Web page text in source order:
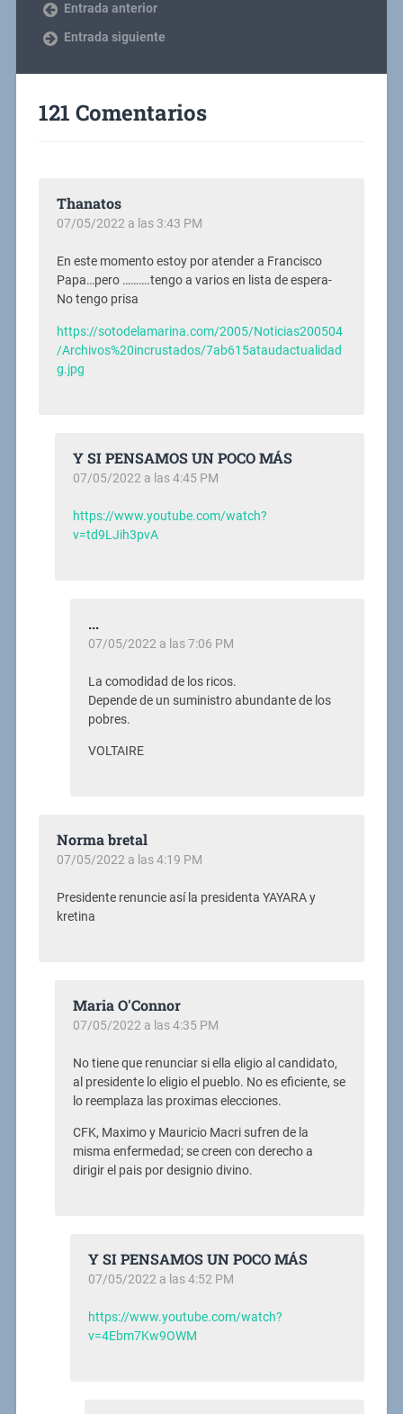
Entrada anterior
Entrada siguiente
121 Comentarios
Thanatos
07/05/2022 a las 3:43 PM
En este momento estoy por atender a Francisco
Papa…pero ……….tengo a varios en lista de espera-
No tengo prisa
https://sotodelamarina.com/2005/Noticias200504
/Archivos%20incrustados/7ab615ataudactualidad
g.jpg
Y SI PENSAMOS UN POCO MÁS
07/05/2022 a las 4:45 PM
https://www.youtube.com/watch?
v=td9LJih3pvA
...
07/05/2022 a las 7:06 PM
La comodidad de los ricos.
Depende de un suministro abundante de los
pobres.
VOLTAIRE
Norma bretal
07/05/2022 a las 4:19 PM
Presidente renuncie así la presidenta YAYARA y
kretina
Maria O'Connor
07/05/2022 a las 4:35 PM
No tiene que renunciar si ella eligio al candidato,
al presidente lo eligio el pueblo. No es eficiente, se
lo reemplaza las proximas elecciones.
CFK, Maximo y Mauricio Macri sufren de la
misma enfermedad; se creen con derecho a
dirigir el pais por designio divino.
Y SI PENSAMOS UN POCO MÁS
07/05/2022 a las 4:52 PM
https://www.youtube.com/watch?
v=4Ebm7Kw9OWM